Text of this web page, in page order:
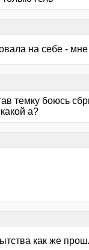
на себе -
темку боюсь
а?
как же